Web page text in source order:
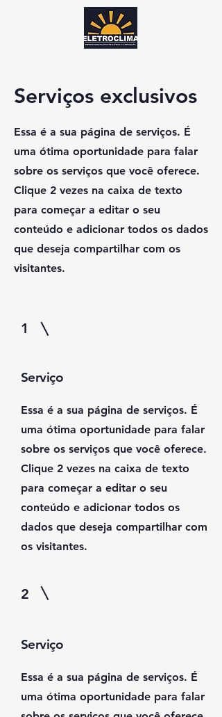
Serviços exclusivos
Essa é a sua página de serviços. É
uma ótima oportunidade para falar
sobre os serviços que você oferece.
Clique 2 vezes na caixa de texto
para começar a editar o seu
conteúdo e adicionar todos os dados
que deseja compartilhar com os
visitantes.
1
Serviço
Essa é a sua página de serviços. É
uma ótima oportunidade para falar
sobre os serviços que você oferece.
Clique 2 vezes na caixa de texto
para começar a editar o seu
conteúdo e adicionar todos os
dados que deseja compartilhar com
os visitantes.
2
Serviço
Essa é a sua página de serviços. É
uma ótima oportunidade para falar